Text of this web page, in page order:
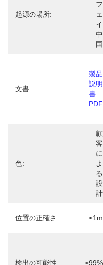
起源の場所:
フ
ェ
イ
中
国
文書:
製品
説明
書
PDF
色:
顧
客
に
よ
る
設
計
位置の正確さ: ≤1m
検出の可能性: ≥99%